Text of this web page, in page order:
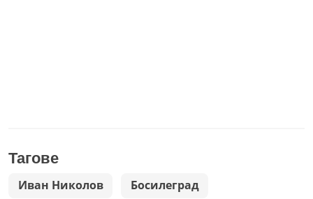
Тагове
Иван Николов Босилеград